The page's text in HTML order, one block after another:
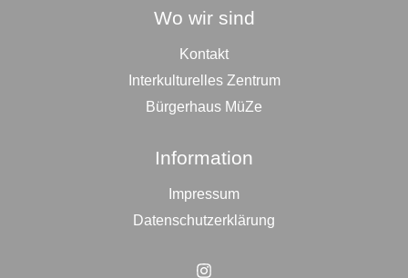
Wo wir sind
Kontakt
Interkulturelles Zentrum
Bürgerhaus MüZe
Information
Impressum
Datenschutzerklärung